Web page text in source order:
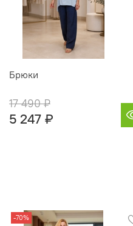
Брюки
17 490 ₽
5 247 ₽
-70%